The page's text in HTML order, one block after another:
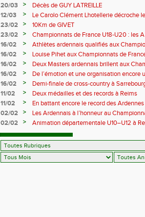
20/03
>
Décès de GUY LATREILLE
12/03
>
Le Carolo Clément Lhotellerie décroche
master de cross-country
23/02 >
10Km de GIVET
23/02
>
Championnats de France U18-U20 : les
Val-de-Reuil
16/02 >
Athlètes ardennais qualifiés aux
en salle
16/02 >
Louise Pihet aux Championnats de
16/02
>
Deux Masters ardennais brillent aux
Saint‑Brieuc
16/02 >
De l’émotion et une organisation encore
Trail 2026
16/02 >
Demi-finale de cross-country à
boue… et à la fête !
11/02 >
Deux médailles et des records à Reims
11/02
>
En battant encore le record des
Pihet ira aux championnats de France
02/02 >
Les Ardennais à l’honneur au
02/02
>
Animation départementale U10–U12 à